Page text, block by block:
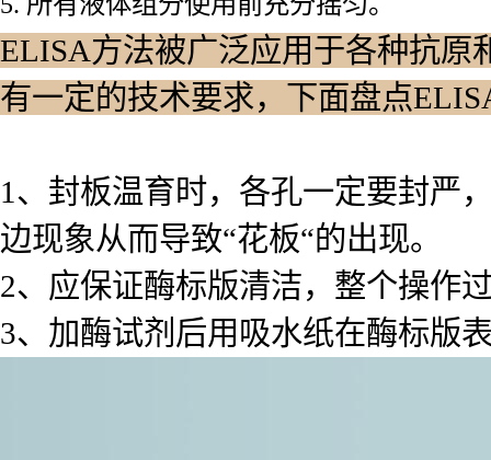
ELISA方法被广泛应用于各种抗原
有一定的技术要求，下面盘点
1、封板温育时，各孔一定要封严
边现象从而导致“花板“的出现。
2、应保证酶标版清洁，整个操作
3、加酶试剂后用吸水纸在酶标版